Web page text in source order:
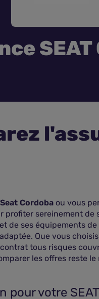
SEAT
Seat Cordoba ou vous
profiter sereinement
de ses équipements
adaptée. Que vous
tous risques
les offres reste
pour votre SEAT